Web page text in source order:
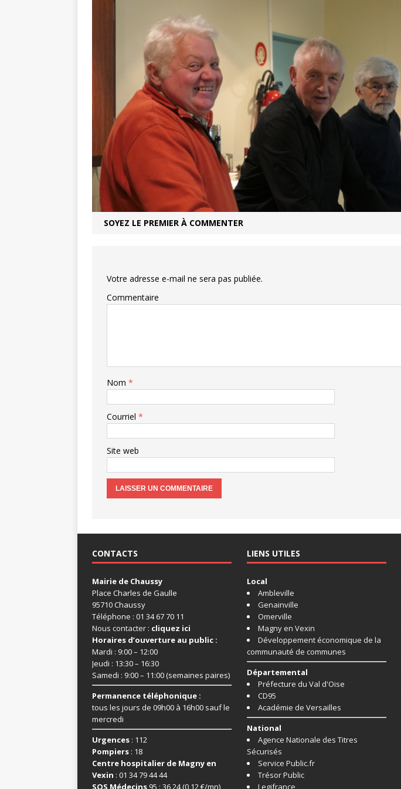
[ 17 juillet 2026 ]
DE LA COMMUNE
[ 3 août 2026 ] Ninon de Lenclos ACTUALITÉS DE LA COMMUNE
SOYEZ LE PREMIER À COMMENTER
Votre adresse e-mail ne sera pas publiée.
Commentaire
Nom *
Courriel *
Site web
CONTACTS
Mairie de Chaussy
Place Charles de Gaulle
95710 Chaussy
Téléphone : 01 34 67 70 11
Nous contacter : cliquez ici
Horaires d’ouverture au public :
Mardi : 9:00 – 12:00
Jeudi : 13:30 – 16:30
Samedi : 9:00 – 11:00 (semaines paires)
Permanence téléphonique :
tous les jours de 09h00 à 16h00 sauf le
mercredi
Urgences : 112
Pompiers : 18
Centre hospitalier de Magny en
Vexin : 01 34 79 44 44
SOS Médecins 95 : 36 24 (0,12 €/mn)
LIENS UTILES
Local
Ambleville
Genainville
Omerville
Magny en Vexin
Développement économique de la
communauté de communes
Départemental
Préfecture du Val d'Oise
CD95
Académie de Versailles
National
Agence Nationale des Titres
Sécurisés
Service Public.fr
Trésor Public
Legifrance